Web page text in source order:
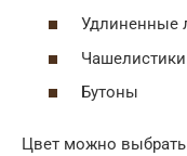
Удлиненные
Чашелистики
Бутоны
Цвет можно выбрать